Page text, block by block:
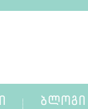
ᲑᲚᲝᲒᲘ